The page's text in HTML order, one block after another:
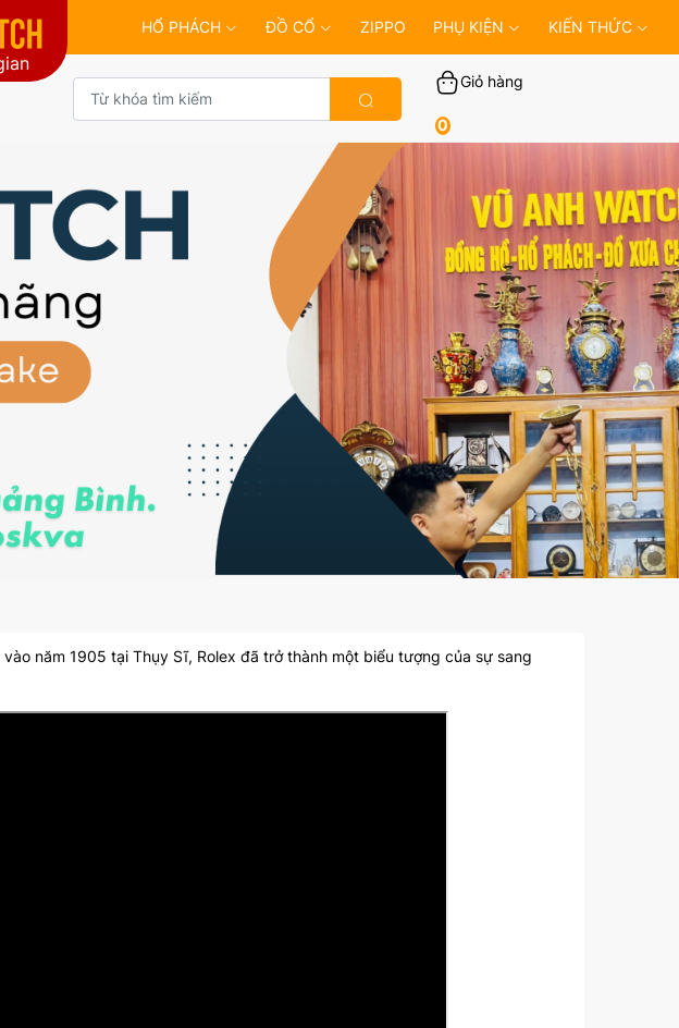
HỔ PHÁCH ĐỒ CỔ ZIPPO PHỤ KIỆN KIẾN THỨC
Giỏ hàng
0
năm 1905 tại Thụy Sĩ, Rolex đã trở thành một biểu tượng của sự sang